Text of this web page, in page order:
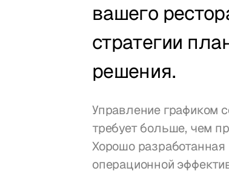
вашего
стратегии
решения.
Управление графиком
требует больше, чем
Хорошо
операционной